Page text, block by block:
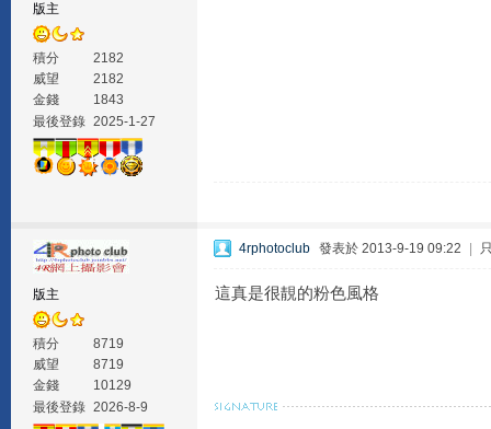
版主
積分
2182
威望
2182
金錢
1843
最後登錄 2025-1-27
版主
積分
8719
威望
8719
金錢
10129
最後登錄 2026-8-9
4rphotoclub 發表於 2013-9-19 09:22
這真是很靚的粉色風格